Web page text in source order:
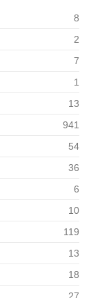
8
2
7
1
13
941
54
36
6
10
119
13
18